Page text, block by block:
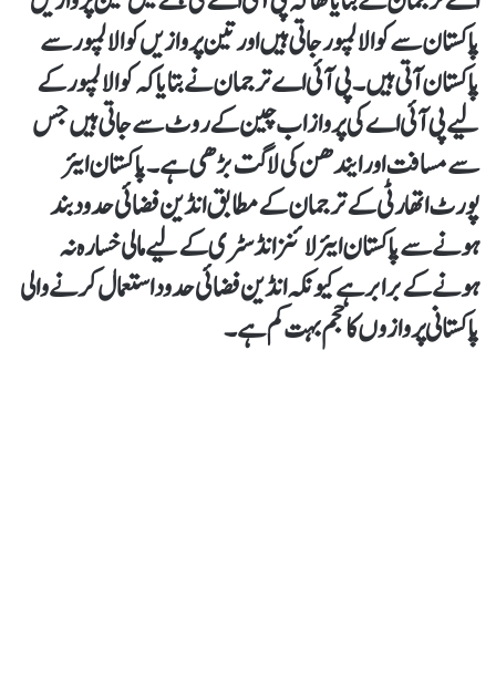
پاکستان سے کوالالمپور جاتی ہیں اور تین پروازیں کوالالمپور سے
پاکستان آتی ہیں۔ پی آئی اے ترجمان نے بتایا کہ کوالالمپور کے
لیے پی آئی اے کی پرواز اب چین کے روٹ سے جاتی ہیں جس
سے مسافت اور ایندھن کی لاگت بڑھی ہے۔ پاکستان ایئر
پورٹ اتھارٹی کے ترجمان کے مطابق انڈین فضائی حدود بند
ہونے سے پاکستان ایئر لائنز انڈسٹری کے لیے مالی خسارہ نہ
ہونے کے برابر ہے کیونکہ انڈین فضائی حدود استعمال کرنے والی
پاکستانی پروازوں کا حجم بہت کم ہے۔